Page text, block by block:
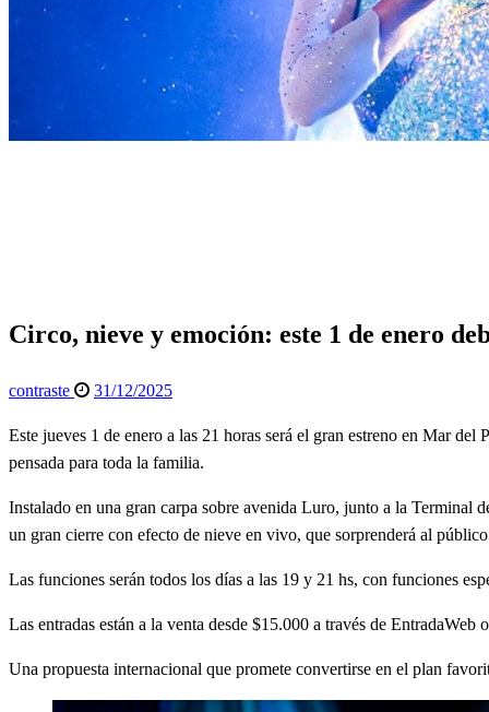
Circo, nieve y emoción: este 1 de enero
contraste
Publicado
31/12/2025
Este jueves 1 de enero a las 21 horas será el gran estreno en Mar
pensada para toda la familia.
Instalado en una gran carpa sobre avenida Luro, junto a la Terminal
un gran cierre con efecto de nieve en vivo, que sorprenderá al
Las funciones serán todos los días a las 19 y 21 hs, con funciones
Las entradas están a la venta desde $15.000 a través de EntradaWeb
Una propuesta internacional que promete convertirse en el plan